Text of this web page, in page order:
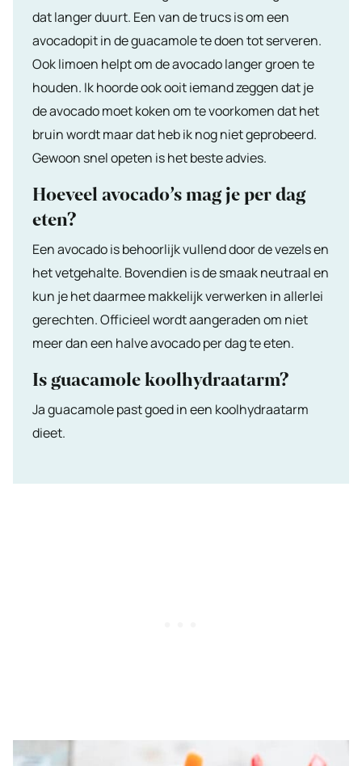
dat langer duurt. Een van de trucs is om een
avocadopit in de guacamole te doen tot serveren.
Ook limoen helpt om de avocado langer groen te
houden. Ik hoorde ook ooit iemand zeggen dat je
de avocado moet koken om te voorkomen dat het
bruin wordt maar dat heb ik nog niet geprobeerd.
Gewoon snel opeten is het beste advies.
Hoeveel avocado’s mag je per dag
eten?
Een avocado is behoorlijk vullend door de vezels en
het vetgehalte. Bovendien is de smaak neutraal en
kun je het daarmee makkelijk verwerken in allerlei
gerechten. Officieel wordt aangeraden om niet
meer dan een halve avocado per dag te eten.
Is guacamole koolhydraatarm?
Ja guacamole past goed in een koolhydraatarm
dieet.